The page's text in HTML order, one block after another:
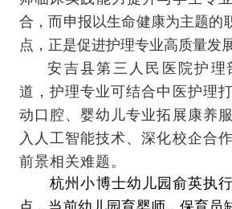
合，而申报以生命健康为主题的
点，正是促进护理专业高质量发
安吉县第三人民医院护理
道，护理专业可结合中医护理
动口腔、婴幼儿专业拓展康养
入人工智能技术、深化校企合
前景相关难题。
杭州小博士幼儿园俞英执